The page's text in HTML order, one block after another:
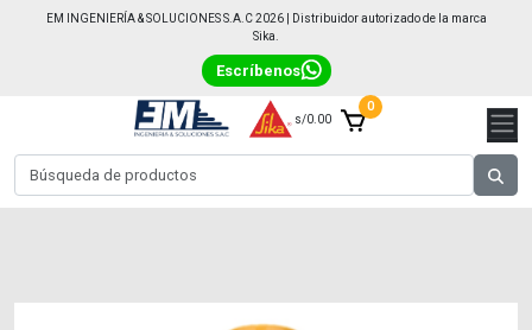
EM INGENIERÍA & SOLUCIONES S.A.C 2026 | Distribuidor autorizado de la marca
Sika.
Escríbenos
s/0.00
0